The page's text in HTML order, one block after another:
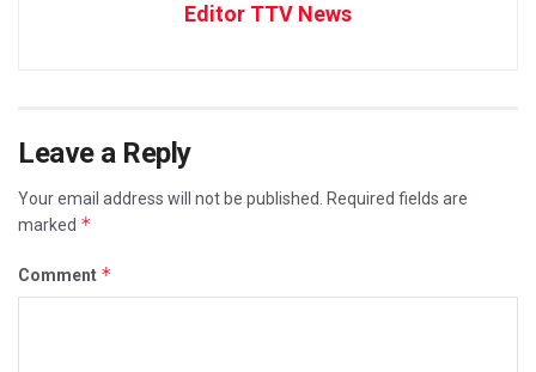
Editor TTV News
Leave a Reply
Your email address will not be published. Required fields are
marked *
Comment *